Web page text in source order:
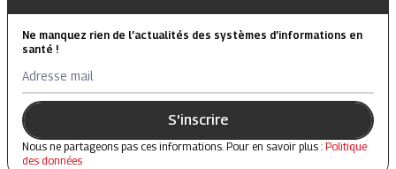
Ne manquez rien de l’actualités des systèmes d’informations en
santé !
Adresse mail
S'inscrire
Nous ne partageons pas ces informations. Pour en savoir plus : Politique
des données